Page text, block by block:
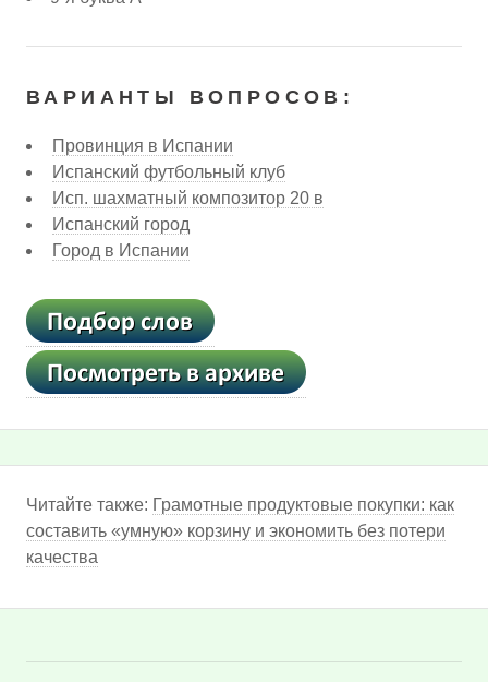
ВАРИАНТЫ ВОПРОСОВ:
Провинция в Испании
Испанский футбольный клуб
Исп. шахматный композитор 20 в
Испанский город
Город в Испании
Читайте также: Грамотные продуктовые покупки: как
составить «умную» корзину и экономить без потери
качества